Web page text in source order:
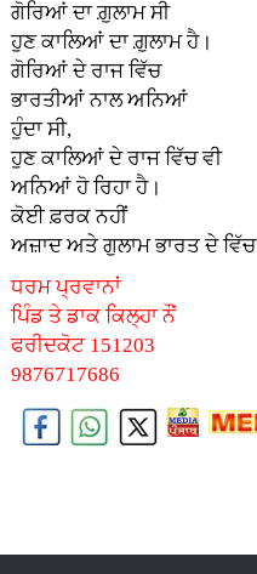
ਗੋਰਿਆਂ ਦਾ ਗ਼ੁਲਾਮ ਸੀ
ਹੁਣ ਕਾਲਿਆਂ ਦਾ ਗ਼ੁਲਾਮ ਹੈ।
ਗੋਰਿਆਂ ਦੇ ਰਾਜ ਵਿੱਚ
ਭਾਰਤੀਆਂ ਨਾਲ ਅਨਿਆਂ
ਹੁੰਦਾ ਸੀ,
ਹੁਣ ਕਾਲਿਆਂ ਦੇ ਰਾਜ ਵਿੱਚ ਵੀ
ਅਨਿਆਂ ਹੋ ਰਿਹਾ ਹੈ।
ਕੋਈ ਫ਼ਰਕ ਨਹੀਂ
ਅਜ਼ਾਦ ਅਤੇ ਗੁਲਾਮ ਭਾਰਤ ਦੇ ਵਿੱਚ
ਧਰਮ ਪ੍ਰਵਾਨਾਂ
ਪਿੰਡ ਤੇ ਡਾਕ ਕਿਲ੍ਹਾ ਨੌਂ
ਫਰੀਦਕੋਟ 151203
9876717686